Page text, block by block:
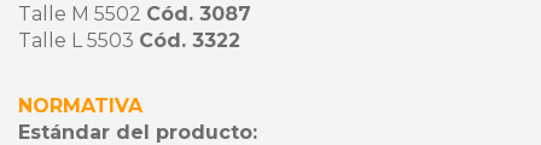
Talle M 5502 Cód. 3087
Talle L5503 Cód. 3322
NORMATIVA
Estándar del producto: